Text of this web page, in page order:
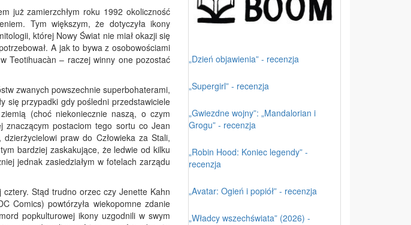
już zamierzchłym roku 1992 okoliczność
Tym większym, że dotyczyła ikony
której Nowy Świat nie miał okazji się
A jak to bywa z osobowościami
Teotihuacàn – raczej winny one pozostać
zwanych powszechnie superbohaterami,
się przypadki gdy pośledni przedstawiciele
(choć niekoniecznie naszą, o czym
znaczącym postaciom tego sortu co Jean
praw do Człowieka za Stali,
bardziej zaskakujące, że ledwie od kilku
jednak zasiedziałym w fotelach zarządu
Stąd trudno orzec czy Jenette Kahn
Comics) powtórzyła wiekopomne zdanie
popkulturowej ikony uzgodnili w swym
„Dzień objawienia” - recenzja
„Supergirl” - recenzja
„Gwiezdne wojny”: „Mandalorian i
Grogu” - recenzja
„Robin Hood: Koniec legendy” -
recenzja
„Avatar: Ogień i popiół” - recenzja
„Władcy wszechświata” (2026) -